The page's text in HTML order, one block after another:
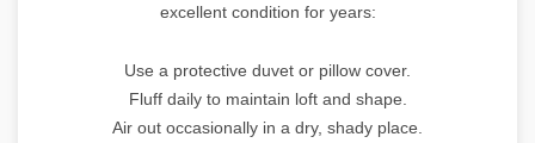
excellent condition for years:
Use a protective duvet or pillow cover.
Fluff daily to maintain loft and shape.
Air out occasionally in a dry, shady place.